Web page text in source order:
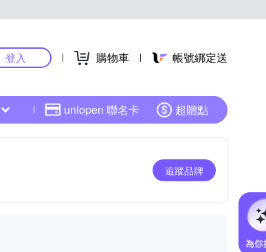
登入 購物車 帳號綁定送
uniopen 聯名卡 超贈點
追蹤品牌